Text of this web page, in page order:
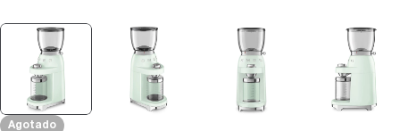
Agotado